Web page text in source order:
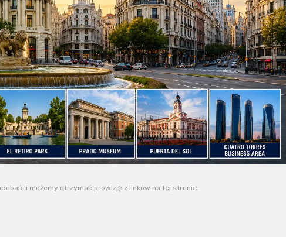
i możemy otrzymać prowizję z linków na tej stronie.